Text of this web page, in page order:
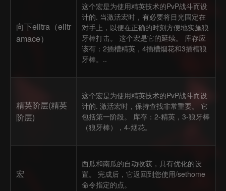
向下elitra（elitr
amace）
这个宏是为使用精英技术的PvP战斗而设
计的. 当激活宏时，有必要将目光固定在
对手上，以便在正确的时刻方便地实施狼
牙棒打击。 这个宏是它的延续。 库存应
该有：2插槽精英，4插槽烟花和3插槽狼
牙棒。..
精英阶层(精英
阶层)
这个宏是为使用精英技术的PvP战斗而设
计的. 激活宏时，保持查找非常重要。 它
包括第一阶段。 库存：2-精英，3-狼牙棒
（狼牙棒），4-烟花。
宏
西瓜和南瓜的自动收获，具有优化的设
置。 完成后，它返回到您使用/sethome
命令指定的点。